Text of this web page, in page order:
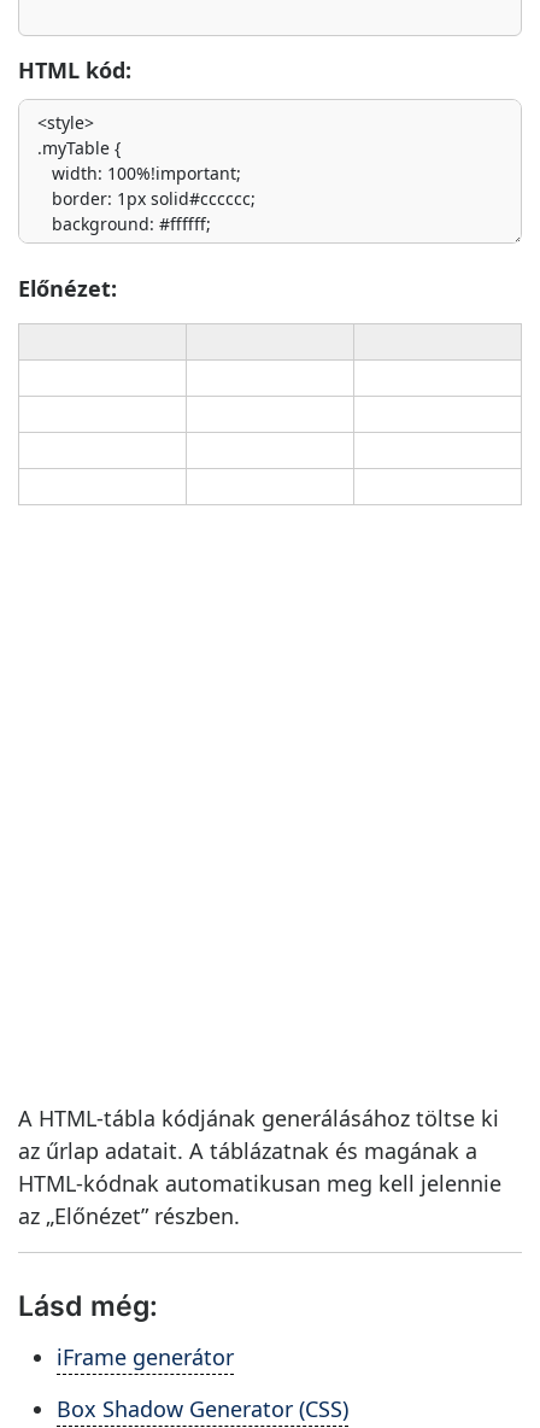
HTML kód:
Előnézet:
A HTML-tábla kódjának generálásához töltse ki
az űrlap adatait. A táblázatnak és magának a
HTML-kódnak automatikusan meg kell jelennie
az „Előnézet” részben.
Lásd még:
iFrame generátor
Box Shadow Generator (CSS)